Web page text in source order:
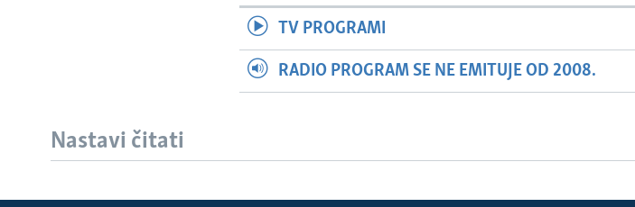
TV PROGRAMI
RADIO PROGRAM SE NE EMITUJE OD 2008.
Nastavi čitati